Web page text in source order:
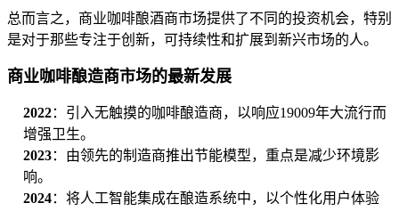
总而言之，商业咖啡酿酒商市场提供了不同的投资机会，特别
是对于那些专注于创新，可持续性和扩展到新兴市场的人。
商业咖啡酿造商市场的最新发展
2022：引入无触摸的咖啡酿造商，以响应19009年大流行而
增强卫生。
2023：由领先的制造商推出节能模型，重点是减少环境影
响。
2024：将人工智能集成在酿造系统中，以个性化用户体验